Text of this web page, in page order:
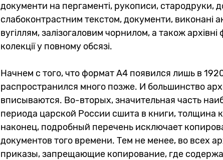
документи на пергаменті, рукописи, стародруки,
слабоконтрастним текстом, документи, виконані
вугіллям, залізогаловим чорнилом, а також
колекції у повному обсязі.
Начнем с того, что формат А4 появился лишь в
распространился много позже. И большинство
вписываются. Во-вторых, значительная часть
периода царской России сшита в книги, толщина
наконец, подробный перечень исключает
документов того времени. Тем не менее, во всех
приказы, запрещающие копирование, где